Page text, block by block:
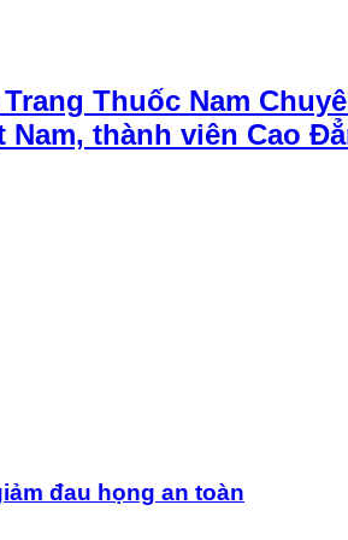
Thuốc Nam
thành viên Cao
đau họng an toàn